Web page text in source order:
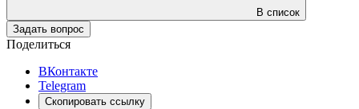
В список
Задать вопрос
Поделиться
ВКонтакте
Telegram
Скопировать ссылку